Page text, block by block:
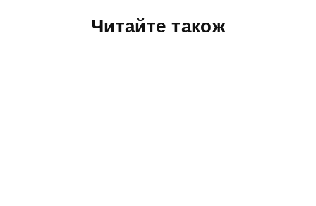
Читайте також